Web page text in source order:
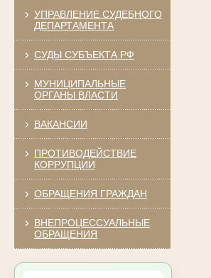
УПРАВЛЕНИЕ СУДЕБНОГО
ДЕПАРТАМЕНТА
СУДЫ СУБЪЕКТА РФ
МУНИЦИПАЛЬНЫЕ
ОРГАНЫ ВЛАСТИ
ВАКАНСИИ
ПРОТИВОДЕЙСТВИЕ
КОРРУПЦИИ
ОБРАЩЕНИЯ ГРАЖДАН
ВНЕПРОЦЕССУАЛЬНЫЕ
ОБРАЩЕНИЯ